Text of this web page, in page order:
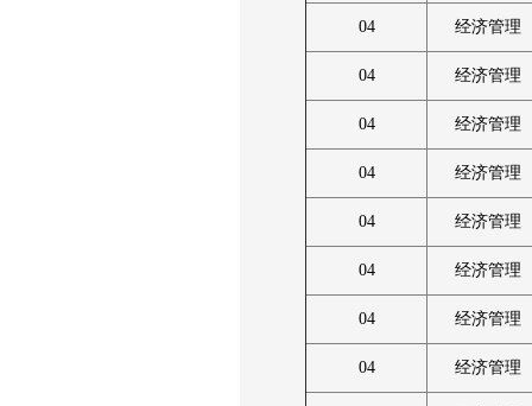
04 经济管理
04 经济管理
04 经济管理
04 经济管理
04 经济管理
04 经济管理
04 经济管理
04 经济管理